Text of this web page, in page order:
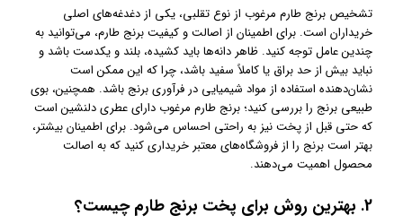
تشخیص برنج طارم مرغوب از نوع تقلبی، یکی از دغدغه‌های اصلی
خریداران است. برای اطمینان از اصالت و کیفیت برنج طارم، می‌توانید به
چندین عامل توجه کنید. ظاهر دانه‌ها باید کشیده، بلند و یکدست باشد و
نباید بیش از حد براق یا کاملاً سفید باشد، چرا که این ممکن است
نشان‌دهنده استفاده از مواد شیمیایی در فرآوری برنج باشد. همچنین، بوی
طبیعی برنج را بررسی کنید؛ برنج طارم مرغوب دارای عطری دلنشین است
که حتی قبل از پخت نیز به راحتی احساس می‌شود. برای اطمینان بیشتر،
بهتر است برنج را از فروشگاه‌های معتبر خریداری کنید که به اصالت
محصول اهمیت می‌دهند.
2. بهترین روش برای پخت برنج طارم چیست؟